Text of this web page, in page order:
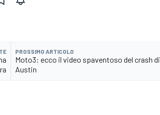
PROSSIMO ARTICOLO
Moto3: ecco il video spaventoso del crash di
Austin